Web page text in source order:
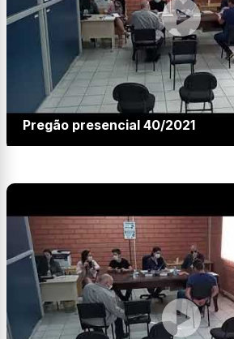
Pregão presencial 40/2021